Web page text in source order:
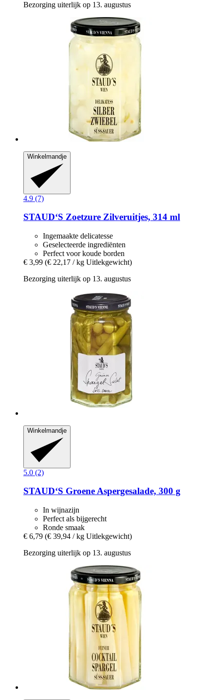
Bezorging uiterlijk op 13. augustus
Winkelmandje
4.9 (7)
STAUD‘S Zoetzure Zilveruitjes, 314 ml
Ingemaakte delicatesse
Geselecteerde ingrediënten
Perfect voor koude borden
€ 3,99 (€ 22,17 / kg Uitlekgewicht)
Bezorging uiterlijk op 13. augustus
Winkelmandje
5.0 (2)
STAUD‘S Groene Aspergesalade, 300 g
In wijnazijn
Perfect als bijgerecht
Ronde smaak
€ 6,79 (€ 39,94 / kg Uitlekgewicht)
Bezorging uiterlijk op 13. augustus